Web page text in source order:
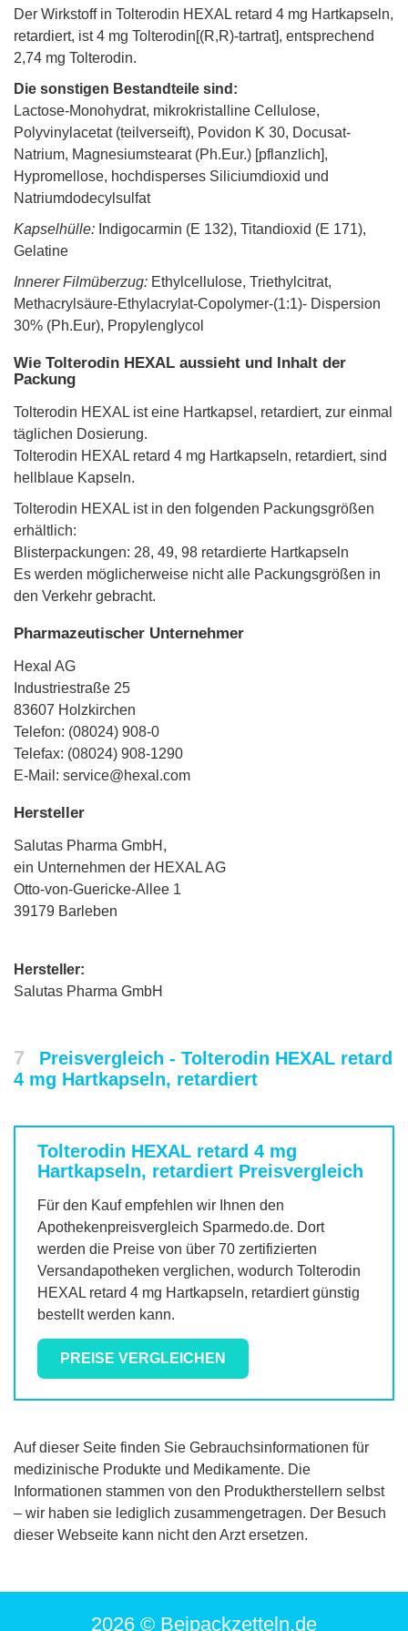
Der Wirkstoff in Tolterodin HEXAL retard 4 mg Hartkapseln,
retardiert, ist 4 mg Tolterodin[(R,R)-tartrat], entsprechend
2,74 mg Tolterodin.
Die sonstigen Bestandteile sind:
Lactose-Monohydrat, mikrokristalline Cellulose,
Polyvinylacetat (teilverseift), Povidon K 30, Docusat-
Natrium, Magnesiumstearat (Ph.Eur.) [pflanzlich],
Hypromellose, hochdisperses Siliciumdioxid und
Natriumdodecylsulfat
Kapselhülle: Indigocarmin (E 132), Titandioxid (E 171),
Gelatine
Innerer Filmüberzug: Ethylcellulose, Triethylcitrat,
Methacrylsäure-Ethylacrylat-Copolymer-(1:1)- Dispersion
30% (Ph.Eur), Propylenglycol
Wie Tolterodin HEXAL aussieht und Inhalt der
Packung
Tolterodin HEXAL ist eine Hartkapsel, retardiert, zur einmal
täglichen Dosierung.
Tolterodin HEXAL retard 4 mg Hartkapseln, retardiert, sind
hellblaue Kapseln.
Tolterodin HEXAL ist in den folgenden Packungsgrößen
erhältlich:
Blisterpackungen: 28, 49, 98 retardierte Hartkapseln
Es werden möglicherweise nicht alle Packungsgrößen in
den Verkehr gebracht.
Pharmazeutischer Unternehmer
Hexal AG
Industriestraße 25
83607 Holzkirchen
Telefon: (08024) 908-0
Telefax: (08024) 908-1290
E-Mail: service@hexal.com
Hersteller
Salutas Pharma GmbH,
ein Unternehmen der HEXAL AG
Otto-von-Guericke-Allee 1
39179 Barleben
Hersteller:
Salutas Pharma GmbH
7
Preisvergleich - Tolterodin HEXAL retard
4 mg Hartkapseln, retardiert
Tolterodin HEXAL retard 4 mg
Hartkapseln, retardiert Preisvergleich
Für den Kauf empfehlen wir Ihnen den
Apothekenpreisvergleich Sparmedo.de. Dort
werden die Preise von über 70 zertifizierten
Versandapotheken verglichen, wodurch Tolterodin
HEXAL retard 4 mg Hartkapseln, retardiertgünstig
bestellt werden kann.
PREISE VERGLEICHEN
Auf dieser Seite finden Sie Gebrauchsinformationen für
medizinische Produkte und Medikamente. Die
Informationen stammen von den Produktherstellern selbst
– wir haben sie lediglich zusammengetragen. Der Besuch
dieser Webseite kann nicht den Arzt ersetzen.
2026 © Beipackzetteln.de